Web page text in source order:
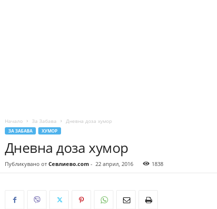
Начало За Забава Дневна доза хумор
ЗА ЗАБАВА ХУМОР
Дневна доза хумор
Публикувано от Севлиево.com - 22 април, 2016 1838